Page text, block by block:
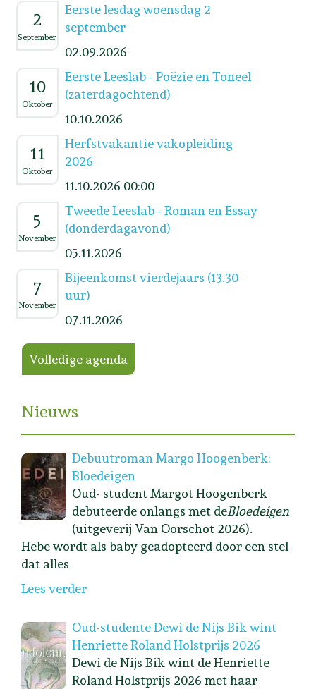
2
September
Eerste lesdag woensdag 2
september
02.09.2026
10
Oktober
Eerste Leeslab - Poëzie en Toneel
(zaterdagochtend)
10.10.2026
11
Oktober
Herfstvakantie vakopleiding
2026
11.10.2026 00:00
5
November
Tweede Leeslab - Roman en Essay
(donderdagavond)
05.11.2026
7
November
Bijeenkomst vierdejaars (13.30
uur)
07.11.2026
Volledige agenda
Nieuws
Debuutroman Margo Hoogenberk:
Bloedeigen
Oud- student Margot Hoogenberk
debuteerde onlangs met deBloedeigen
(uitgeverij Van Oorschot 2026).
Hebe wordt als baby geadopteerd door een stel
dat alles
Lees verder
Oud-studente Dewi de Nijs Bik wint
Henriette Roland Holstprijs 2026
Dewi de Nijs Bik wint de Henriette
Roland Holstprijs 2026 met haar